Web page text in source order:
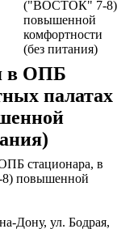
("ВОСТОК" 7-8)
повышенной
комфортности
(без питания)
в ОПБ
палатах
стационара, в
повышенной
Дону, ул. Бодрая,